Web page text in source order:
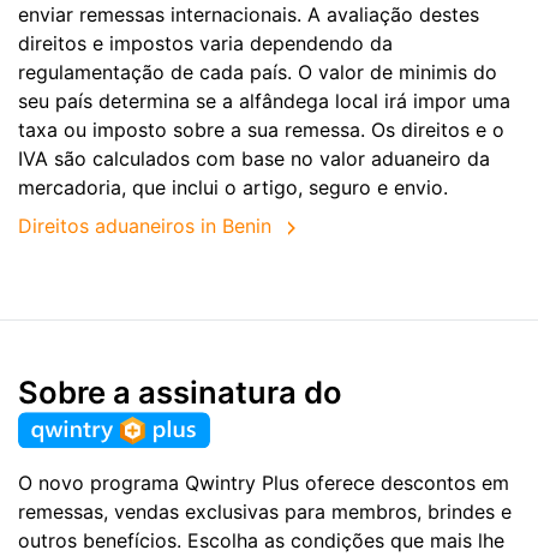
enviar remessas internacionais. A avaliação destes
direitos e impostos varia dependendo da
regulamentação de cada país. O valor de minimis do
seu país determina se a alfândega local irá impor uma
taxa ou imposto sobre a sua remessa. Os direitos e o
IVA são calculados com base no valor aduaneiro da
mercadoria, que inclui o artigo, seguro e envio.
Direitos aduaneiros in Benin
Sobre a assinatura do
O novo programa Qwintry Plus oferece descontos em
remessas, vendas exclusivas para membros, brindes e
outros benefícios. Escolha as condições que mais lhe